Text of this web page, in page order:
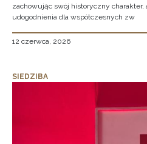
zachowując swój historyczny
udogodnienia dla współczesnych zw
12 czerwca, 2026
SIEDZIBA